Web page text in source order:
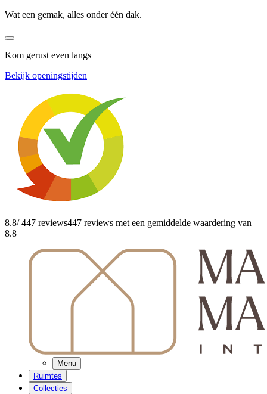
Wat een gemak, alles onder één dak.
Kom gerust even langs
Bekijk openingstijden
8.8/ 447 reviews447 reviews met een gemiddelde waardering van
8.8
Menu
Ruimtes
Collecties